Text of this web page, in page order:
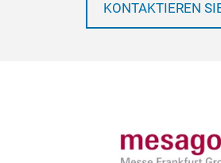
KONTAKTIEREN